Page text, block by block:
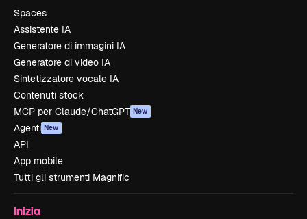
Spaces
Assistente IA
Generatore di immagini IA
Generatore di video IA
Sintetizzatore vocale IA
Contenuti stock
MCP per Claude/ChatGPT New
Agenti New
API
App mobile
Tutti gli strumenti Magnific
Inizia